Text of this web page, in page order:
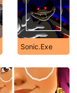
Sonic.Exe